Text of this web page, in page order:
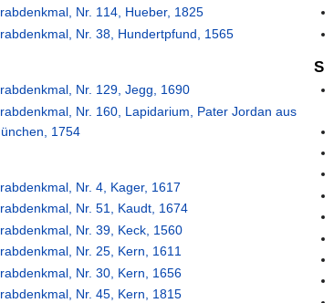
Nr. 114, Hueber, 1825
Nr. 38, Hundertpfund, 1565
Nr. 129, Jegg, 1690
Nr. 160, Lapidarium, Pater Jordan aus
1754
Nr. 4, Kager, 1617
Nr. 51, Kaudt, 1674
Nr. 39, Keck, 1560
Nr. 25, Kern, 1611
Nr. 30, Kern, 1656
Nr. 45, Kern, 1815
S